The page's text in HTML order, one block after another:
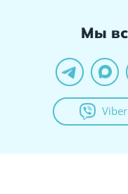
Мы
Viber